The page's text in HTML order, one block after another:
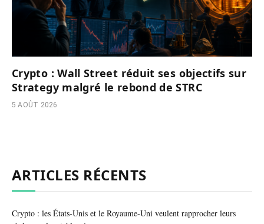
Crypto : Wall Street réduit ses objectifs sur
Strategy malgré le rebond de STRC
5 AOÛT 2026
ARTICLES RÉCENTS
Crypto : les États-Unis et le Royaume-Uni veulent rapprocher leurs